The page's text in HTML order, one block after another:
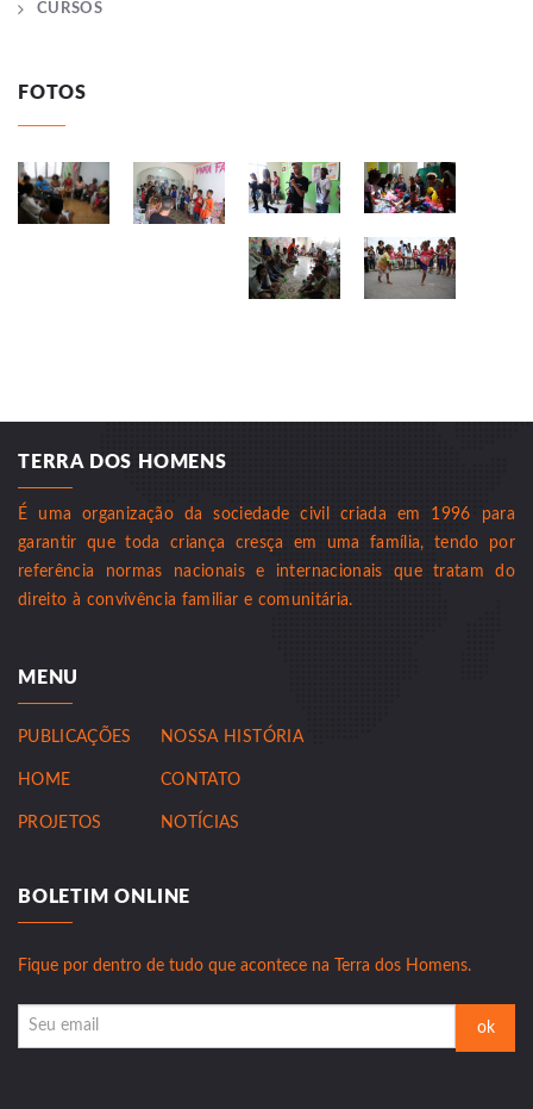
CURSOS
FOTOS
TERRA DOS HOMENS
É uma organização da sociedade civil criada em 1996 para
garantir que toda criança cresça em uma família, tendo por
referência normas nacionais e internacionais que tratam do
direito à convivência familiar e comunitária.
MENU
PUBLICAÇÕES
HOME
PROJETOS
NOSSA HISTÓRIA
CONTATO
NOTÍCIAS
BOLETIM ONLINE
Fique por dentro de tudo que acontece na Terra dos Homens.